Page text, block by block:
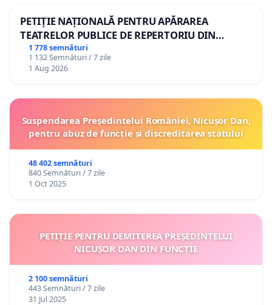
PETIȚIE NAȚIONALĂ PENTRU APĂRAREA
TEATRELOR PUBLICE DE REPERTORIU DIN
ROMÂNIA
1 778 semnături
1 132 Semnături / 7 zile
1 Aug 2026
Suspendarea Președintelui României, Nicușor Dan,
pentru abuz de funcție și discreditarea statului
48 402 semnături
840 Semnături / 7 zile
1 Oct 2025
PETIȚIE PENTRU DEMITEREA PREȘEDINTELUI
NICUȘOR DAN DIN FUNCȚIE
2 100 semnături
443 Semnături / 7 zile
31 Jul 2025